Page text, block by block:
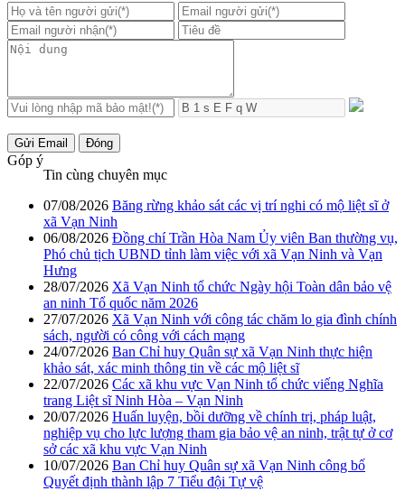
Gửi Email Đóng
Góp ý
Tin cùng chuyên mục
07/08/2026 Băng rừng khảo sát các vị trí nghi có mộ liệt sĩ ở
xã Vạn Ninh
06/08/2026 Đồng chí Trần Hòa Nam Ủy viên Ban thường vụ,
Phó chủ tịch UBND tỉnh làm việc với xã Vạn Ninh và Vạn
Hưng
28/07/2026 Xã Vạn Ninh tổ chức Ngày hội Toàn dân bảo vệ
an ninh Tổ quốc năm 2026
27/07/2026 Xã Vạn Ninh với công tác chăm lo gia đình chính
sách, người có công với cách mạng
24/07/2026 Ban Chỉ huy Quân sự xã Vạn Ninh thực hiện
khảo sát, xác minh thông tin về các mộ liệt sĩ
22/07/2026 Các xã khu vực Vạn Ninh tổ chức viếng Nghĩa
trang Liệt sĩ Ninh Hòa – Vạn Ninh
20/07/2026 Huấn luyện, bồi dưỡng về chính trị, pháp luật,
nghiệp vụ cho lực lượng tham gia bảo vệ an ninh, trật tự ở cơ
sở các xã khu vực Vạn Ninh
10/07/2026 Ban Chỉ huy Quân sự xã Vạn Ninh công bố
Quyết định thành lập 7 Tiểu đội Tự vệ